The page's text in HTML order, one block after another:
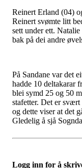
Reinert Erland (04)
Reinert svømte litt
sett under ett.
bak på dei andre
På Sandane var det
hadde 10 deltakarar
blei symd 25 og 50
stafetter. Det er
og dette viser at det
Gledelig å sjå
Logg inn for å